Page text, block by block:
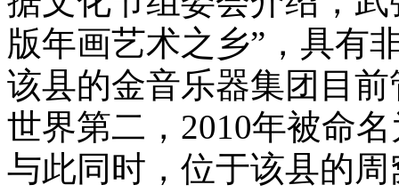
版年画艺术之乡”，具有
该县的金音乐器集团目
世界第二，2010年被命
与此同时，位于该县的